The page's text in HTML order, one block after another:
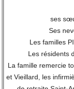
ses
Ses
Les familles
Les résidents
La famille remercie
et Vieillard, les